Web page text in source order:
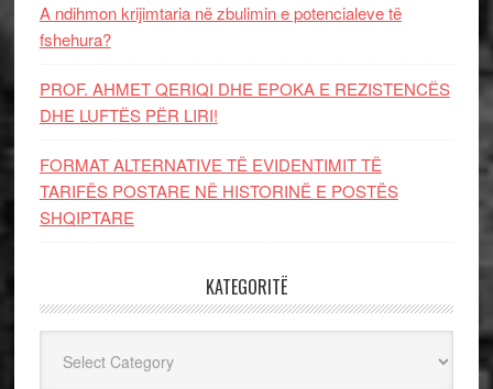
A ndihmon krijimtaria në zbulimin e potencialeve të
fshehura?
PROF. AHMET QERIQI DHE EPOKA E REZISTENCЁS
DHE LUFTЁS PЁR LIRI!
FORMAT ALTERNATIVE TË EVIDENTIMIT TË
TARIFËS POSTARE NË HISTORINË E POSTËS
SHQIPTARE
KATEGORITË